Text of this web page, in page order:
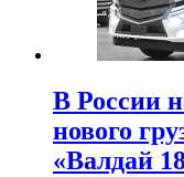
В России
нового
«Валдай